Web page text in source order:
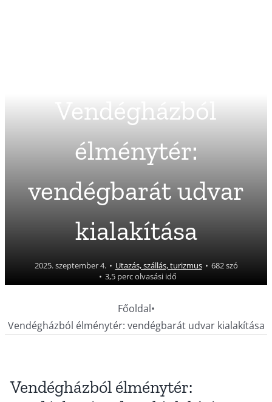
Vendégházból
élménytér:
vendégbarát udvar
kialakítása
2025. szeptember 4. • Utazás, szállás, turizmus • 682 szó
• 3,5 perc olvasási idő
Főoldal•
Vendégházból élménytér: vendégbarát udvar kialakítása
Vendégházból élménytér: